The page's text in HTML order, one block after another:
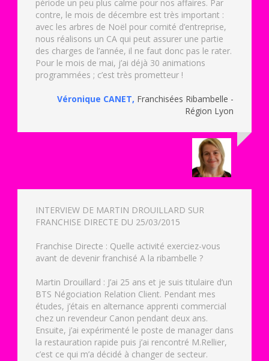
période un peu plus calme pour nos affaires. Par
contre, le mois de décembre est très important :
avec les arbres de Noël pour comité d’entreprise,
nous réalisons un CA qui peut assurer une partie
des charges de l’année, il ne faut donc pas le rater.
Pour le mois de mai, j’ai déjà 30 animations
programmées ; c’est très prometteur !
Véronique CANET, Franchisées Ribambelle -
Région Lyon
INTERVIEW DE MARTIN DROUILLARD SUR
FRANCHISE DIRECTE DU 25/03/2015
Franchise Directe : Quelle activité exerciez-vous
avant de devenir franchisé A la ribambelle ?
Martin Drouillard : J’ai 25 ans et je suis titulaire d’un
BTS Négociation Relation Client. Pendant mes
études, j’étais en alternance apprenti commercial
chez un revendeur Canon pendant deux ans.
Ensuite, j’ai expérimenté le poste de manager dans
la restauration rapide puis j’ai rencontré M.Rellier,
c’est ce qui m’a décidé à changer de secteur.